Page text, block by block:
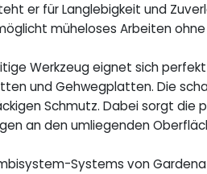
er für Langlebigkeit und
müheloses Arbeiten
Werkzeug eignet sich
und Gehwegplatten. Die
Schmutz. Dabei sorgt die
an den umliegenden
Systems von